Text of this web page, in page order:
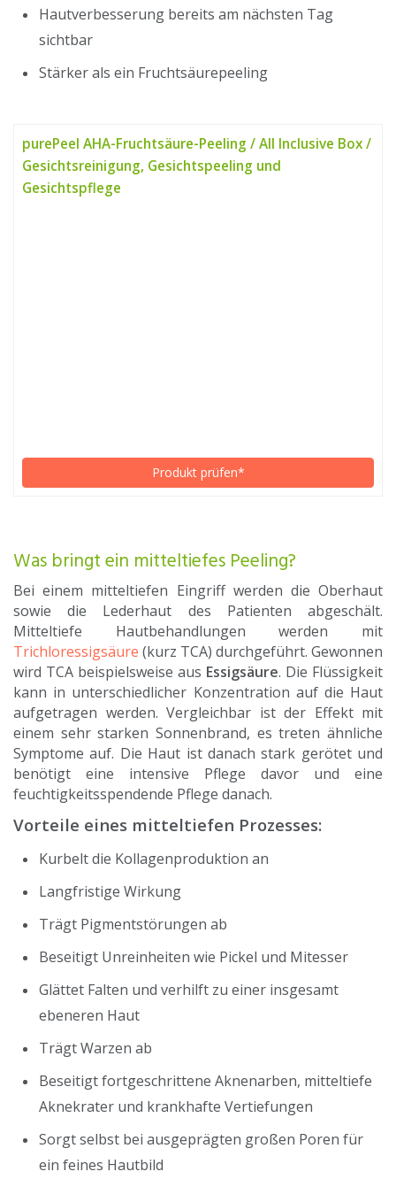
Hautverbesserung bereits am nächsten Tag
sichtbar
Stärker als ein Fruchtsäurepeeling
purePeel AHA-Fruchtsäure-Peeling / All Inclusive Box /
Gesichtsreinigung, Gesichtspeeling und
Gesichtspflege
Produkt prüfen*
Was bringt ein mitteltiefes Peeling?
Bei einem mitteltiefen Eingriff werden die Oberhaut
sowie die Lederhaut des Patienten abgeschält.
Mitteltiefe Hautbehandlungen werden mit
Trichloressigsäure (kurz TCA) durchgeführt. Gewonnen
wird TCA beispielsweise aus Essigsäure. Die Flüssigkeit
kann in unterschiedlicher Konzentration auf die Haut
aufgetragen werden. Vergleichbar ist der Effekt mit
einem sehr starken Sonnenbrand, es treten ähnliche
Symptome auf. Die Haut ist danach stark gerötet und
benötigt eine intensive Pflege davor und eine
feuchtigkeitsspendende Pflege danach.
Vorteile eines mitteltiefen Prozesses:
Kurbelt die Kollagenproduktion an
Langfristige Wirkung
Trägt Pigmentstörungen ab
Beseitigt Unreinheiten wie Pickel und Mitesser
Glättet Falten und verhilft zu einer insgesamt
ebeneren Haut
Trägt Warzen ab
Beseitigt fortgeschrittene Aknenarben, mitteltiefe
Aknekrater und krankhafte Vertiefungen
Sorgt selbst bei ausgeprägten großen Poren für
ein feines Hautbild